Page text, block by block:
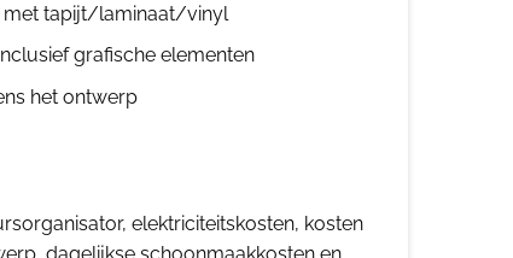
met tapijt/laminaat/vinyl
grafische elementen
het ontwerp
elektriciteitskosten, kosten